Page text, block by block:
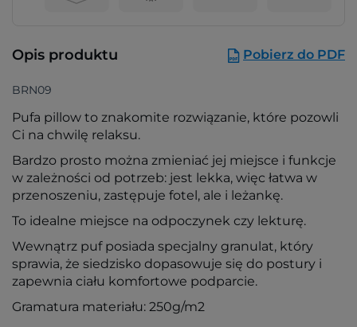
Opis produktu Pobierz do PDF
BRN09
Pufa pillow to znakomite rozwiązanie, które pozowli
Ci na chwilę relaksu.
Bardzo prosto można zmieniać jej miejsce i funkcje
w zależności od potrzeb: jest lekka, więc łatwa w
przenoszeniu, zastępuje fotel, ale i leżankę.
To idealne miejsce na odpoczynek czy lekturę.
Wewnątrz puf posiada specjalny granulat, który
sprawia, że siedzisko dopasowuje się do postury i
zapewnia ciału komfortowe podparcie.
Gramatura materiału: 250g/m2